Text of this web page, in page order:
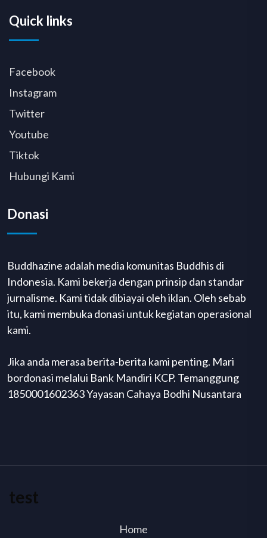
Quick links
Facebook
Instagram
Twitter
Youtube
Tiktok
Hubungi Kami
Donasi
Buddhazine adalah media komunitas Buddhis di
Indonesia. Kami bekerja dengan prinsip dan standar
jurnalisme. Kami tidak dibiayai oleh iklan. Oleh sebab
itu, kami membuka donasi untuk kegiatan operasional
kami.
Jika anda merasa berita-berita kami penting. Mari
bordonasi melalui Bank Mandiri KCP. Temanggung
1850001602363 Yayasan Cahaya Bodhi Nusantara
test
Home